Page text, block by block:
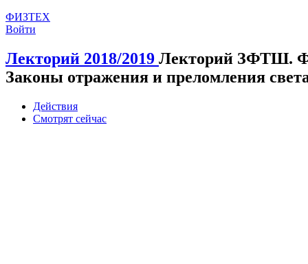
ФИЗТЕХ
Войти
Лекторий 2018/2019 Лекторий ЗФТШ.
Законы отражения и преломления
Действия
Смотрят сейчас